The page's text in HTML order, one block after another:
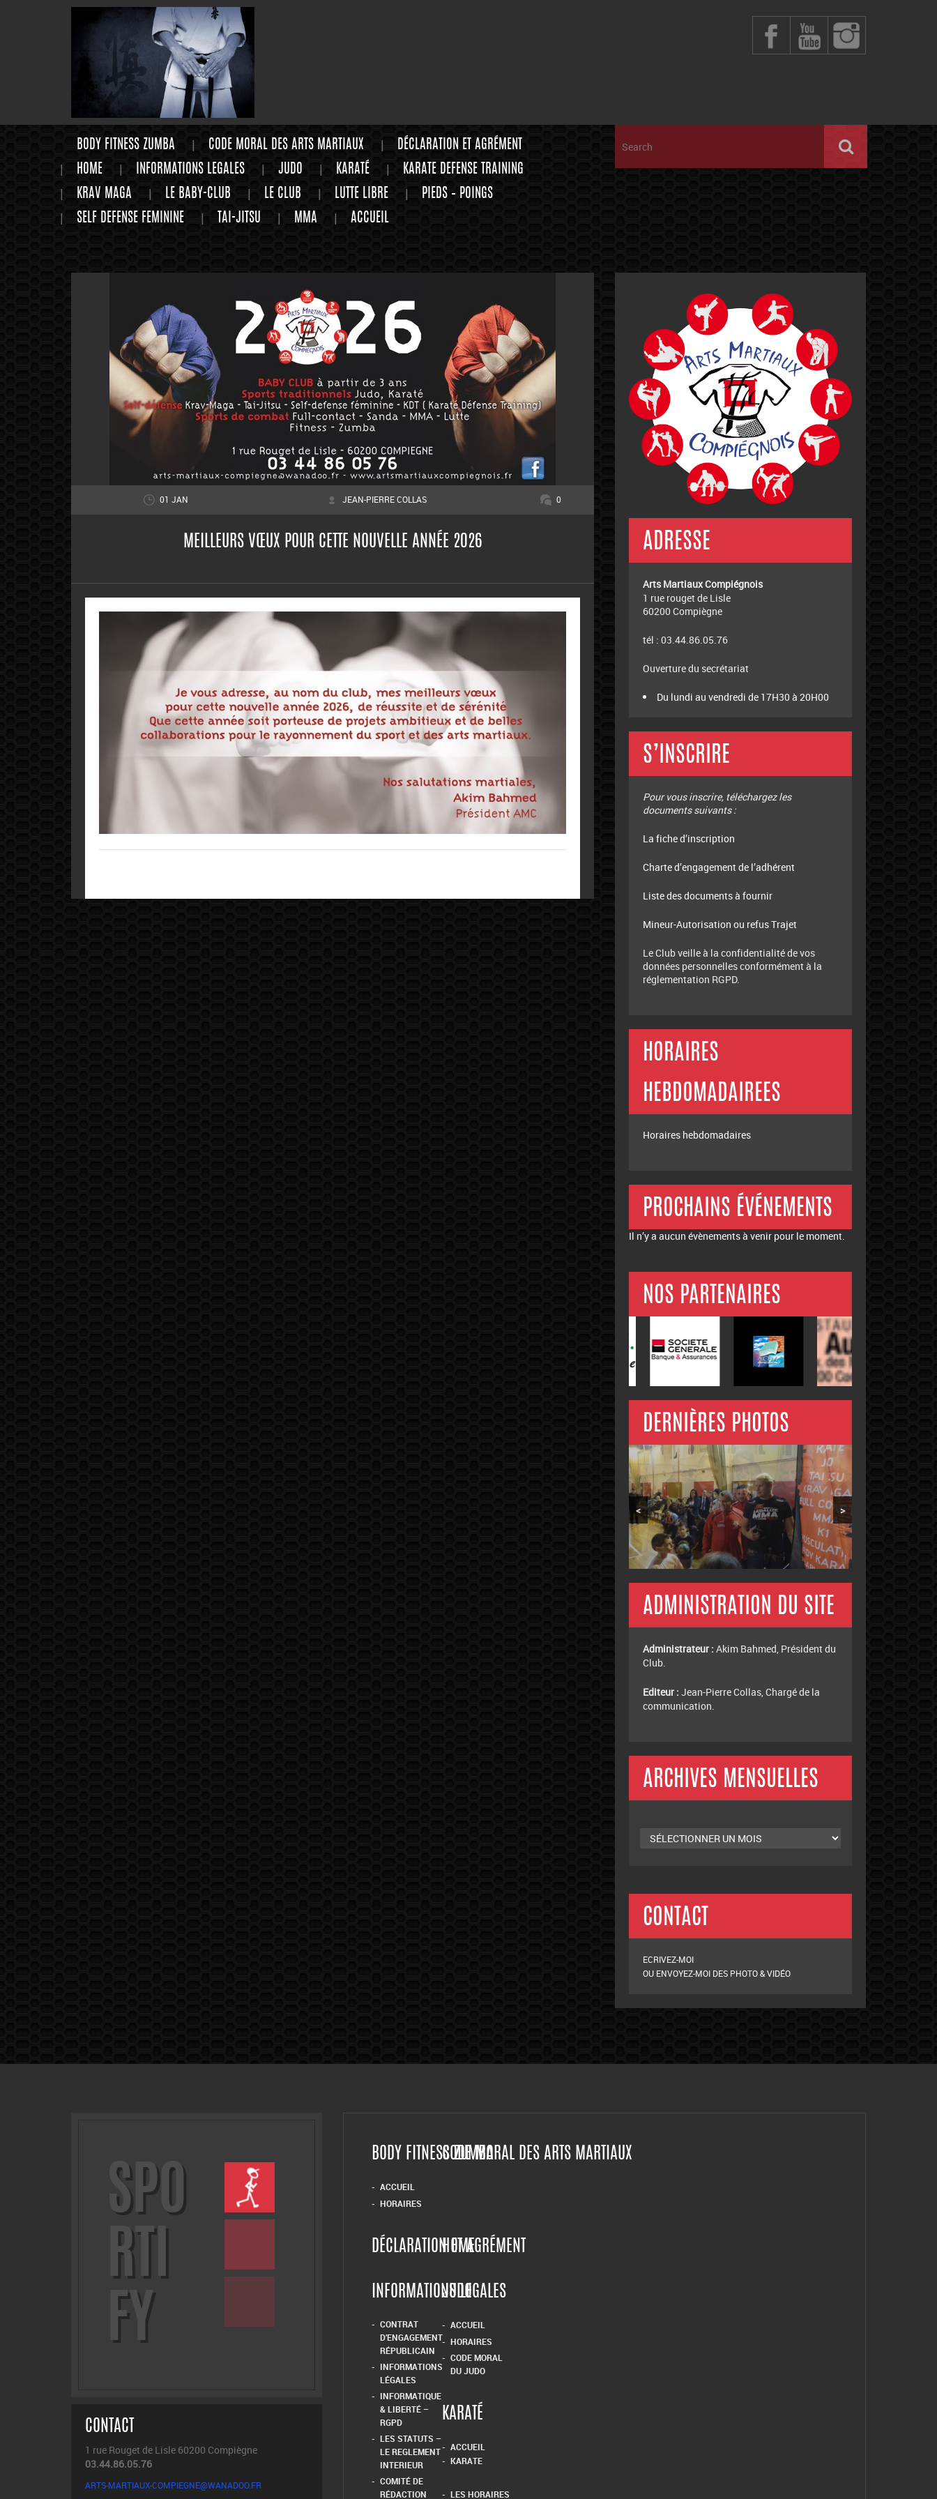
BODY FITNESS ZUMBA CODE MORAL DES ARTS MARTIAUX
DÉCLARATION ET AGRÉMENT
HOME
INFORMATIONS LEGALES JUDO KARATÉ
KARATE DEFENSE TRAINING
KRAV MAGA
LE BABY-CLUB LE CLUB LUTTE LIBRE
PIEDS – POINGS
SELF DEFENSE FEMININE
TAI-JITSU MMA ACCUEIL
01 JAN JEAN-PIERRE COLLAS 0
MEILLEURS VŒUX POUR CETTE NOUVELLE ANNÉE 2026 ADRESSE
Arts Martiaux Compiégnois
1 rue rouget de Lisle
60200 Compiègne
tél : 03.44.86.05.76
Ouverture du secrétariat
Du lundi au vendredi de 17H30 à 20H00
S’INSCRIRE
Pour vous inscrire, téléchargez les
documents suivants :
La fiche d’inscription
Charte d’engagement de l’adhérent
Liste des documents à fournir
Mineur-Autorisation ou refus Trajet
Le Club veille à la confidentialité de vos
données personnelles conformément à la
réglementation RGPD.
HORAIRES
HEBDOMADAIREES
Horaires hebdomadaires
PROCHAINS ÉVÉNEMENTS
Il n’y a aucun évènements à venir pour le moment.
NOS PARTENAIRES
DERNIÈRES PHOTOS
< >
ADMINISTRATION DU SITE
Administrateur : Akim Bahmed, Président du
Club.
Editeur : Jean-Pierre Collas, Chargé de la
communication.
ARCHIVES MENSUELLES
CONTACT
ECRIVEZ-MOI
OU ENVOYEZ-MOI DES PHOTO & VIDÉO
SPO
RTI
FY
CONTACT
1 rue Rouget de Lisle 60200 Compiègne
03.44.86.05.76
ARTS-MARTIAUX-COMPIEGNE@WANADOO.FR
BODY FITNESS ZUMBA
ACCUEIL
HORAIRES
CODE MORAL DES ARTS MARTIAUX
DÉCLARATION ET AGRÉMENT
HOME
INFORMATIONS LEGALES
CONTRAT
D’ENGAGEMENT
RÉPUBLICAIN
INFORMATIONS
LÉGALES
INFORMATIQUE
& LIBERTÉ –
RGPD
LES STATUTS –
LE REGLEMENT
INTERIEUR
COMITÉ DE
RÉDACTION
JUDO
ACCUEIL
HORAIRES
CODE MORAL
DU JUDO
KARATÉ
ACCUEIL
KARATE
LES HORAIRES